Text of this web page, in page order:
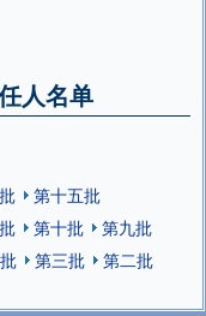
人名单
第十五批
第十批
第九批
第三批
第二批